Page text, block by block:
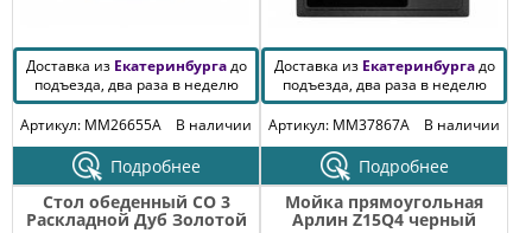
Доставка из Екатеринбургадо
подъезда, два раза в неделю
Артикул: MM26655A
В наличии
Подробнее
Доставка из Екатеринбургадо
подъезда, два раза в неделю
Артикул: MM37867A
В наличии
Подробнее
Стол обеденный СО 3
Раскладной Дуб Золотой
Мойка прямоугольная
Арлин Z15Q4 черный